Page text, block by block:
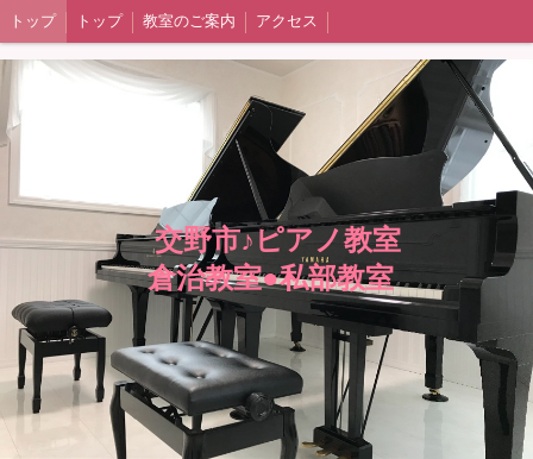
トップ トップ 教室のご案内 アクセス
交野市♪ピアノ教室
倉治教室●私部教室